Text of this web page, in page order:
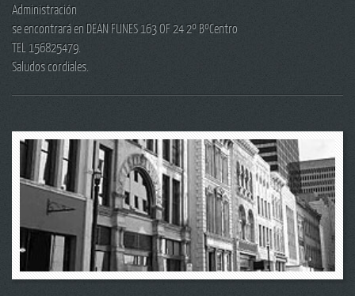
Administración
se encontrará en DEAN FUNES 163 OF 24 2º BºCentro
TEL 156825479.
Saludos cordiales.